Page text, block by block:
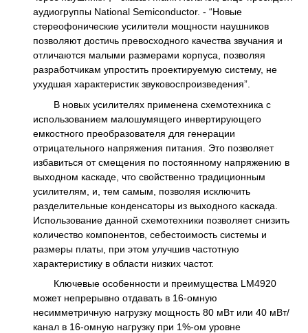
аудиогруппы National Semiconductor. - “Новые
стереофонические усилители мощности наушников
позволяют достичь превосходного качества звучания и
отличаются малыми размерами корпуса, позволяя
разработчикам упростить проектируемую систему, не
ухудшая характеристик звуковоспроизведения”.
В новых усилителях применена схемотехника с
использованием малошумящего инвертирующего
емкостного преобразователя для генерации
отрицательного напряжения питания. Это позволяет
избавиться от смещения по постоянному напряжению в
выходном каскаде, что свойственно традиционным
усилителям, и, тем самым, позволяя исключить
разделительные конденсаторы из выходного каскада.
Использование данной схемотехники позволяет снизить
количество компонентов, себестоимость системы и
размеры платы, при этом улучшив частотную
характеристику в области низких частот.
Ключевые особенности и преимущества LM4920
может непрерывно отдавать в 16-омную
несимметричную нагрузку мощность 80 мВт или 40 мВт/
канал в 16-омную нагрузку при 1%-ом уровне